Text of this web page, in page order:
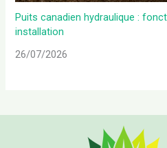
Puits canadien hydraulique :
installation
26/07/2026